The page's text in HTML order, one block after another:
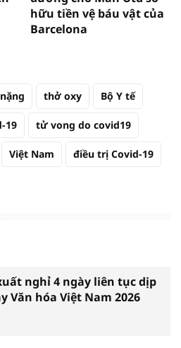
hữu tiền vệ báu vật của
Barcelona
thở oxy Bộ Y tế
19 tử vong do covid19
Việt Nam điều trị Covid-19
nghỉ 4 ngày liên tục dịp
Văn hóa Việt Nam 2026